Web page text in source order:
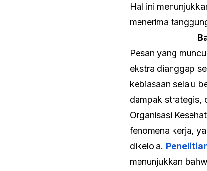
Hal ini
menerima
Pesan yang
ekstra dianggap
kebiasaan selalu
dampak strategis,
Organisasi
fenomena kerja,
dikelola.
menunjukkan